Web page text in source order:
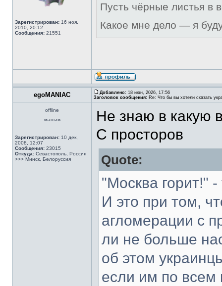
Зарегистрирован: 16 ноя,
2010, 20:12
Сообщения: 21551
Пусть чёрные листья в
Какое мне дело — я
egoMANIAC Добавлено: 18 июн, 2026, 17:56
Заголовок сообщения: Re: Что бы вы хотели сказать
offline
маньяк
Зарегистрирован: 10 дек,
2008, 12:07
Сообщения: 23015
Откуда: Севастополь, Россия
>>> Минск, Белоруссия
Не знаю в какую
С просторов
Quote:
"Москва горит!"
И это при том,
агломерации с
ли не больше
об этом
если им по всем